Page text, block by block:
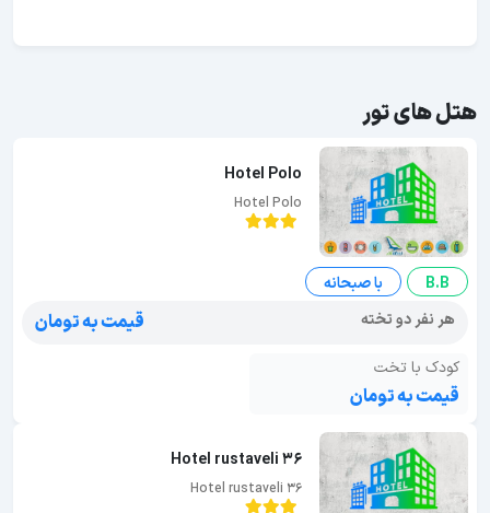
هتل های تور
Hotel Polo
Hotel Polo
B.B
با صبحانه
هر نفر دو تخته
قیمت به تومان
کودک با تخت
قیمت به تومان
Hotel rustaveli 36
Hotel rustaveli 36